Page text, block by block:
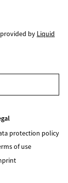
by Liquid
protection policy
of use